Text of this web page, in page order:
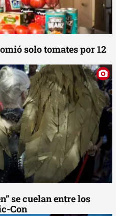
solo tomates por 12
se cuelan entre los
Con